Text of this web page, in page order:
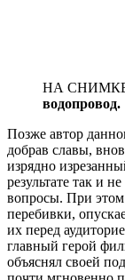
НА
водопровод.
Позже автор
добрав славы,
изрядно
результате так и
вопросы. При
перебивки,
их перед
главный герой
объяснял своей